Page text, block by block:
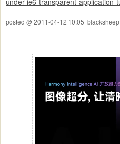
posted @2011-04-12 10:05 blacksheep